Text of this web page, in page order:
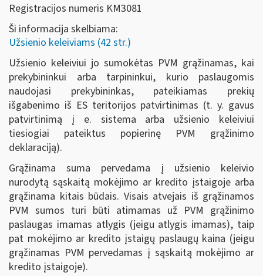
Registracijos numeris KM3081
Ši informacija skelbiama:
Užsienio keleiviams (42 str.)
Užsienio keleiviui jo sumokėtas PVM grąžinamas, kai
prekybininkui arba tarpininkui, kurio paslaugomis
naudojasi prekybininkas, pateikiamas prekių
išgabenimo iš ES teritorijos patvirtinimas (t. y. gavus
patvirtinimą į e. sistema arba užsienio keleiviui
tiesiogiai pateiktus popierinę PVM grąžinimo
deklaraciją).
Grąžinama suma pervedama į užsienio keleivio
nurodytą sąskaitą mokėjimo ar kredito įstaigoje arba
grąžinama kitais būdais. Visais atvejais iš grąžinamos
PVM sumos turi būti atimamas už PVM grąžinimo
paslaugas imamas atlygis (jeigu atlygis imamas), taip
pat mokėjimo ar kredito įstaigų paslaugų kaina (jeigu
grąžinamas PVM pervedamas į sąskaitą mokėjimo ar
kredito įstaigoje).